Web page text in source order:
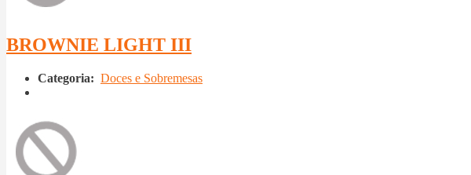
BROWNIE LIGHT III
Categoria: Doces e Sobremesas